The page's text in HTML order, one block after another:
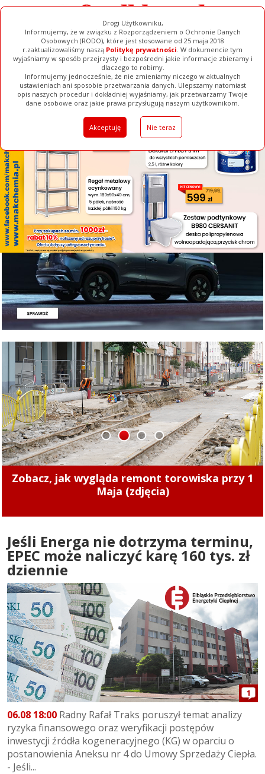
Drogi Użytkowniku,
Informujemy, że w związku z Rozporządzeniem o Ochronie Danych
Osobowych (RODO), które jest stosowane od 25 maja 2018
r.zaktualizowaliśmy naszą Politykę prywatności. W dokumencie tym
wyjaśniamy w sposób przejrzysty i bezpośredni jakie informacje zbieramy i
dlaczego to robimy.
Informujemy jednocześnie, że nie zmieniamy niczego w aktualnych
ustawieniach ani sposobie przetwarzania danych. Ulepszamy natomiast
opis naszych procedur i dokładniej wyjaśniamy, jak przetwarzamy Twoje
dane osobowe oraz jakie prawa przysługują naszym użytkownikom.
Akceptuję Nie teraz
[ ZAMKNIJ ]
Ogłoszenia Filmy Galerie Baza Firm Pełna Wersja
Zmiany cen ciepła w Elblągu. Nowe stawki
zaczęły obowiązywać od 1 sierpnia 2026 r.
1 2 3 4
Jeśli Energa nie dotrzyma terminu,
EPEC może naliczyć karę 160 tys. zł
dziennie
1
06.08 18:00 Radny Rafał Traks poruszył temat analizy
ryzyka finansowego oraz weryfikacji postępów
inwestycji źródła kogeneracyjnego (KG) w oparciu o
postanowienia Aneksu nr 4 do Umowy Sprzedaży Ciepła.
- Jeśli...